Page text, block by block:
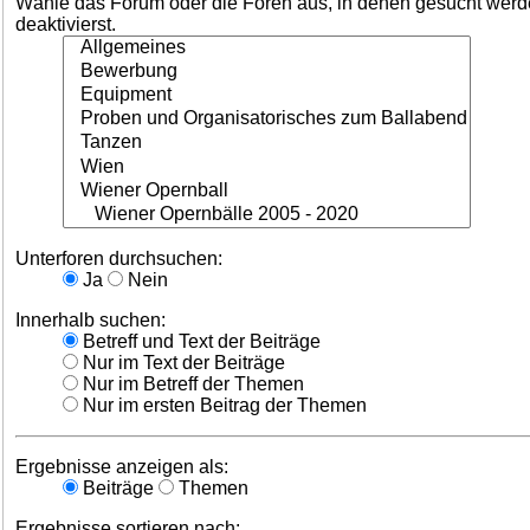
deaktivierst.
Unterforen durchsuchen:
Ja
Nein
Innerhalb suchen:
Betreff und Text der Beiträge
Nur im Text der Beiträge
Nur im Betreff der Themen
Nur im ersten Beitrag der Themen
Ergebnisse anzeigen als:
Beiträge
Themen